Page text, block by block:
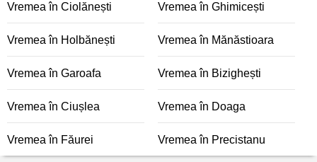
Vremea în Ciolănești Vremea în Ghimicești
Vremea în Holbănești Vremea în Mănăstioara
Vremea în Garoafa Vremea în Bizighești
Vremea în Ciușlea Vremea în Doaga
Vremea în Făurei Vremea în Precistanu